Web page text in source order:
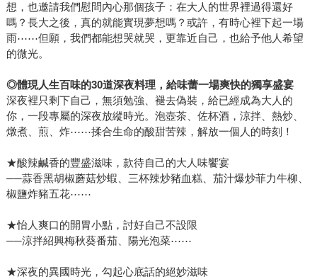
想，也邀請我們慰問內心那個孩子：在大人的世界裡過得還好
嗎？長大之後，真的就能實現夢想嗎？或許，有時心裡下起一場
雨⋯⋯但願，我們都能想哭就哭，更靠近自己，也給予他人希望
的微光。
◎體現人生百味的30道深夜料理，給味蕾一場爽快的獨享盛宴
深夜裡只剩下自己，無須勉強、褪去偽裝，給已經成為大人的
你，一段專屬的深夜放縱時光。泡壺茶、佐杯酒，涼拌、熱炒、
燉煮、煎、炸⋯⋯揉合生命的酸甜苦辣，解放一個人的時刻！
★酸辣鹹香的豐盛滋味，款待自己的大人味饗宴
──蒜香黑胡椒蘑菇炒蝦、三杯辣炒豬血糕、茄汁爆炒菲力牛柳、
椒鹽炸豬五花⋯⋯
★怡人爽口的開胃小點，討好自己不設限
──涼拌紹興梅秋葵番茄、陽光泡菜⋯⋯
★深夜的異國時光，勾起心底話的絕妙滋味